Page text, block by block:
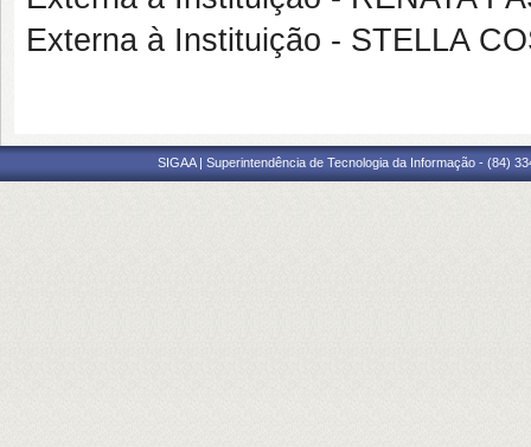
Externa à Instituição - STELLA
SIGAA | Superintendência de Tecnologia da Informação - (84)